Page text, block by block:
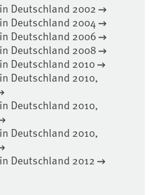
Deutschland 2002
Deutschland 2004
Deutschland 2006
Deutschland 2008
Deutschland 2010
Deutschland 2010,
Deutschland 2010,
Deutschland 2010,
Deutschland 2012